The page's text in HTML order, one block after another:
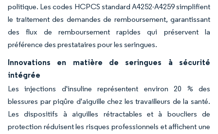
politique. Les codes HCPCS standard A4252-A4259 simplifient
le traitement des demandes de remboursement, garantissant
des flux de remboursement rapides qui préservent la
préférence des prestataires pour les seringues.
Innovations en matière de seringues à sécurité
intégrée
Les injections d'insuline représentent environ 20 % des
blessures par piqûre d'aiguille chez les travailleurs de la santé.
Les dispositifs à aiguilles rétractables et à boucliers de
protection réduisent les risques professionnels et affichent une